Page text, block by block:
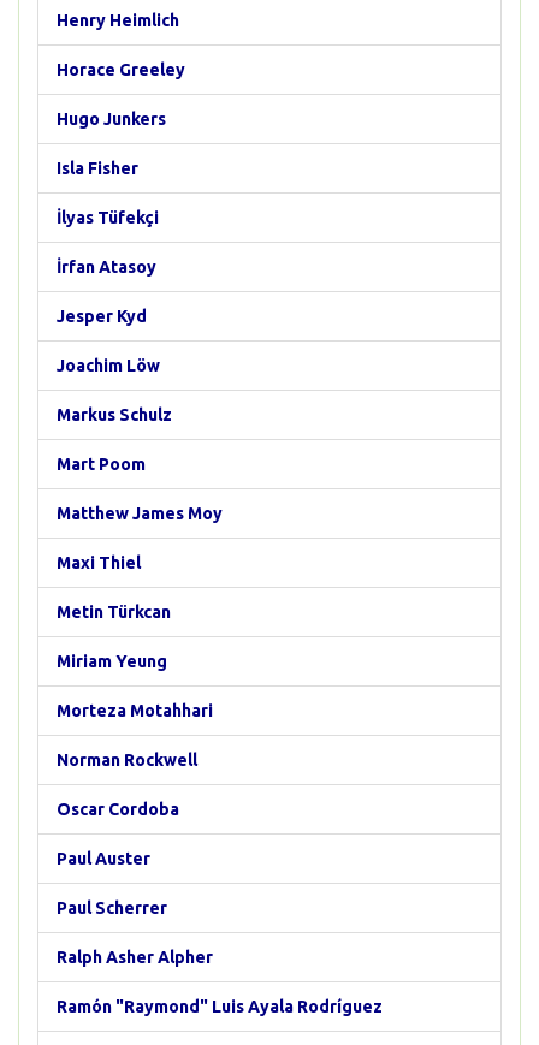
Henry Heimlich
Horace Greeley
Hugo Junkers
Isla Fisher
İlyas Tüfekçi
İrfan Atasoy
Jesper Kyd
Joachim Löw
Markus Schulz
Mart Poom
Matthew James Moy
Maxi Thiel
Metin Türkcan
Miriam Yeung
Morteza Motahhari
Norman Rockwell
Oscar Cordoba
Paul Auster
Paul Scherrer
Ralph Asher Alpher
Ramón "Raymond" Luis Ayala Rodríguez